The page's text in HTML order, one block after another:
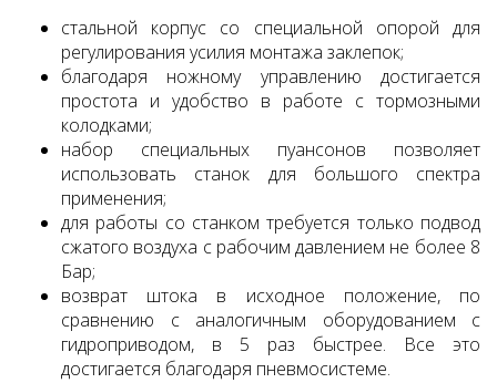
стальной корпус со специальной опорой для
регулирования усилия монтажа заклепок;
благодаря ножному управлению достигается
простота и удобство в работе с тормозными
колодками;
набор специальных пуансонов позволяет
использовать станок для большого спектра
применения;
для работы со станком требуется только подвод
сжатого воздуха с рабочим давлением не более 8
Бар;
возврат штока в исходное положение, по
сравнению с аналогичным оборудованием с
гидроприводом, в 5 раз быстрее. Все это
достигается благодаря пневмосистеме.